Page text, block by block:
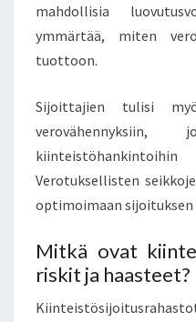
mahdollisia
ymmärtää, miten
tuottoon.
Sijoittajien tulisi
Verotuksellisten
optimoimaan
Mitkä ovat
riskit ja haasteet?